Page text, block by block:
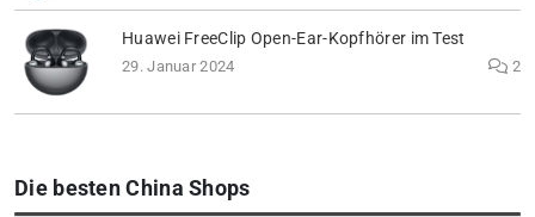
Huawei FreeClip Open-Ear-Kopfhörer im Test
29. Januar 2024 2
Die besten China Shops